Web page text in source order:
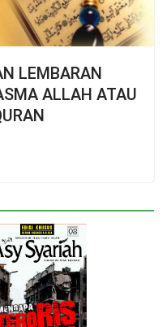
LEMBARAN
ALLAH ATAU